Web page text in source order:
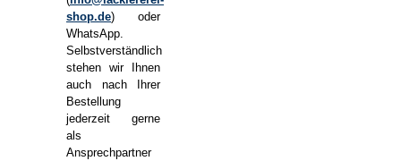
shop.de) oder
WhatsApp.
Selbstverständlich
stehen wir Ihnen
auch nach Ihrer
Bestellung
jederzeit gerne
als
Ansprechpartner